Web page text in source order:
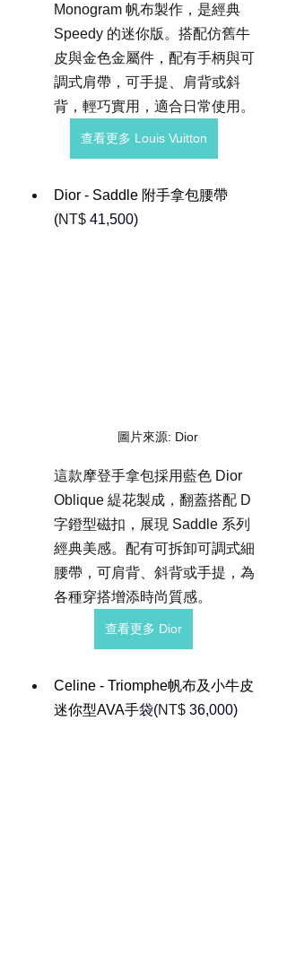
Monogram 帆布製作，是經典
Speedy 的迷你版。搭配仿舊牛
皮與金色金屬件，配有手柄與可
調式肩帶，可手提、肩背或斜
背，輕巧實用，適合日常使用。
查看更多 Louis Vuitton
Dior - Saddle 附手拿包腰帶
(NT$ 41,500)
圖片來源: Dior
這款摩登手拿包採用藍色 Dior
Oblique 緹花製成，翻蓋搭配 D
字鐙型磁扣，展現 Saddle 系列
經典美感。配有可拆卸可調式細
腰帶，可肩背、斜背或手提，為
各種穿搭增添時尚質感。
查看更多 Dior
Celine - Triomphe帆布及小牛皮
迷你型AVA手袋(NT$ 36,000)